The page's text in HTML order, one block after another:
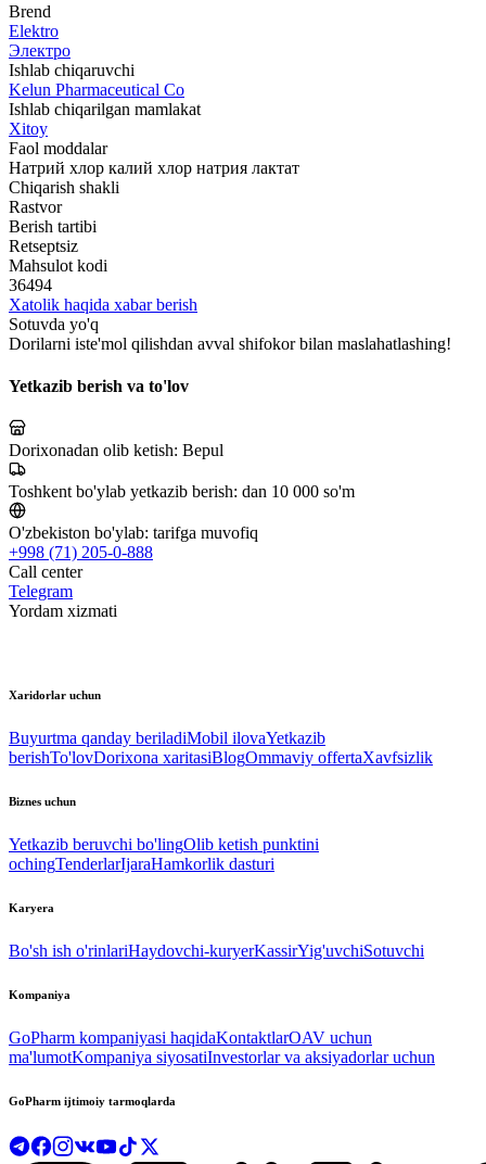
Brend
Elektro
Электро
Ishlab chiqaruvchi
Kelun Pharmaceutical Co
Ishlab chiqarilgan mamlakat
Xitoy
Faol moddalar
Натрий хлор калий хлор натрия лактат
Chiqarish shakli
Rastvor
Berish tartibi
Retseptsiz
Mahsulot kodi
36494
Xatolik haqida xabar berish
Sotuvda yo'q
Dorilarni iste'mol qilishdan avval shifokor bilan maslahatlashing!
Yetkazib berish va to'lov
Dorixonadan olib ketish: Bepul
Toshkent bo'ylab yetkazib berish: dan 10 000 so'm
O'zbekiston bo'ylab: tarifga muvofiq
+998 (71) 205-0-888
Call center
Telegram
Yordam xizmati
Xaridorlar uchun
Buyurtma qanday beriladiMobil ilovaYetkazib
berishTo'lovDorixona xaritasiBlogOmmaviy offertaXavfsizlik
Biznes uchun
Yetkazib beruvchi bo'lingOlib ketish punktini
ochingTenderlarIjaraHamkorlik dasturi
Karyera
Bo'sh ish o'rinlariHaydovchi-kuryerKassirYig'uvchiSotuvchi
Kompaniya
GoPharm kompaniyasi haqidaKontaktlarOAV uchun
ma'lumotKompaniya siyosatiInvestorlar va aksiyadorlar uchun
GoPharm ijtimoiy tarmoqlarda